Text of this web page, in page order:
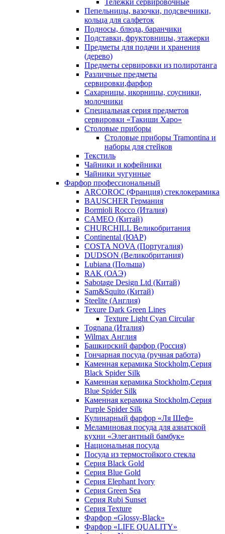
Тележки сервировочные
Пепельницы, вазочки, подсвечники,
кольца для салфеток
Подносы, блюда, баранчики
Подставки, фруктовницы, этажерки
Предметы для подачи и хранения
(дерево)
Предметы сервировки из полиротанга
Различные предметы
сервировки,фарфор
Сахарницы, икорницы, соусники,
молочники
Специальная серия предметов
сервировки «Такиши Харо»
Столовые приборы
Столовые приборы Trаmоntina и
наборы для стейков
Текстиль
Чайники и кофейники
Чайники чугунные
Фарфор профессиональный
ARCOROC (Франция) стеклокерамика
BAUSCHER Германия
Bormioli Rocco (Италия)
CAMEO (Китай)
CHURCHILL Великобритания
Continental (ЮАР)
COSTA NOVA (Португалия)
DUDSON (Великобритания)
Lubiana (Польша)
RAK (ОАЭ)
Sabotage Design Ltd (Китай)
Sam&Squito (Китай)
Steelite (Англия)
Texure Dark Green Lines
Texture Light Cyan Circular
Tognana (Италия)
Wilmax Англия
Башкирский фарфор (Россия)
Гончарная посуда (ручная работа)
Каменная керамика Stockholm,Серия
Black Spider Silk
Каменная керамика Stockholm,Серия
Blue Spider Silk
Каменная керамика Stockholm,Серия
Purple Spider Silk
Кулинарный фарфор «Ля Шеф»
Меламиновая посуда для азиатской
кухни «Элегантный бамбук»
Национальная посуда
Посуда из термостойкого стекла
Серия Black Gold
Серия Blue Gold
Серия Elephant Ivory
Серия Green Sea
Серия Rubi Sunset
Серия Texture
Фарфор «Glossy-Black»
Фарфор «LIFE QUALITY»